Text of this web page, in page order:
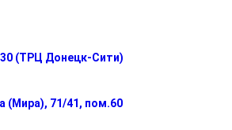
(ТРЦ Донецк-Сити)
(Мира), 71/41, пом.60